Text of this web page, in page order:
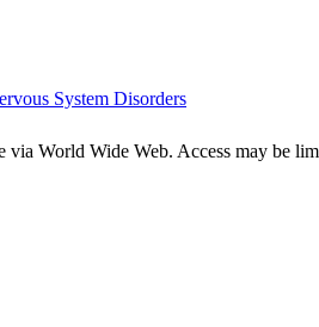
System Disorders
World Wide Web. Access may be